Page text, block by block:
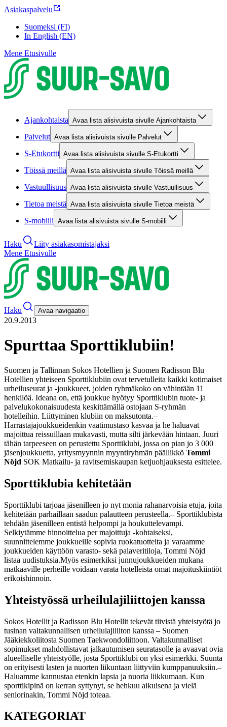
Asiakaspalvelu
Suomeksi (FI)
In English (EN)
Mene Etusivulle
Ajankohtaista Avaa lista alisivuista sivulle Ajankohtaista
Palvelut Avaa lista alisivuista sivulle Palvelut
S-Etukortti Avaa lista alisivuista sivulle S-Etukortti
Töissä meillä Avaa lista alisivuista sivulle Töissä meillä
Vastuullisuus Avaa lista alisivuista sivulle Vastuullisuus
Tietoa meistä Avaa lista alisivuista sivulle Tietoa meistä
S-mobiili Avaa lista alisivuista sivulle S-mobiili
Haku
Liity asiakasomistajaksi
Mene Etusivulle
Haku Avaa navigaatio
20.9.2013
Spurttaa Sporttiklubiin!
Suomen ja Tallinnan Sokos Hotellien ja Suomen Radisson Blu
Hotellien yhteiseen Sporttiklubiin ovat tervetulleita kaikki kotimaiset
urheiluseurat ja -joukkueet, joiden ryhmäkoko on vähintään 11
henkilöä. Ideana on, että joukkue hyötyy Sporttiklubin tuote- ja
palvelukokonaisuudesta keskittämällä ostojaan S-ryhmän
hotelleihin. Liittyminen klubiin on maksutonta.–
Harrastajajoukkueidenkin vaatimustaso kasvaa ja he haluavat
majoittua reissuillaan mukavasti, mutta silti järkevään hintaan. Juuri
tähän tarpeeseen on perustettu Sporttiklubi, jossa on pian jo 3 000
jäsenjoukkuetta, yritysmyynnin myyntiryhmän päällikkö Tommi
Nöjd SOK Matkailu- ja ravitsemiskaupan ketjuohjauksesta esittelee.
Sporttiklubia kehitetään
Sporttiklubi tarjoaa jäsenilleen jo nyt monia rahanarvoisia etuja, joita
kehitetään parhaillaan saadun palautteen perusteella.– Sporttiklubista
tehdään jäsenilleen entistä helpompi ja houkuttelevampi.
Selkiytämme hinnoittelua per majoittuja -kohtaiseksi,
suunnittelemme joukkueille sopivia ruokatuotteita ja varaamme
joukkueiden käyttöön varasto- sekä palaveritiloja, Tommi Nöjd
listaa uudistuksia.Myös esimerkiksi junnujoukkueiden mukana
matkaaville perheille voidaan varata hotelleista omat majoituskiintiöt
erikoishinnoin.
Yhteistyössä urheilulajiliittojen kanssa
Sokos Hotellit ja Radisson Blu Hotellit tekevät tiivistä yhteistyötä jo
tusinan valtakunnallisen urheilulajiliiton kanssa – Suomen
Jääkiekkoliitosta Suomen Taekwondoliittoon. Valtakunnalliset
sopimukset mahdollistavat jalkautumisen seuratasolle ja avaavat ovia
alueelliselle yhteistyölle, josta Sporttiklubi on yksi esimerkki. Suunta
on erityisesti lasten ja nuorten liikuntaan liittyviin kumppanuuksiin.–
Haluamme kannustaa etenkin lapsia ja nuoria liikkumaan. Kun
sporttikipinä on kerran syttynyt, se hehkuu aikuisena ja vielä
seniorinakin, Tommi Nöjd toteaa.
KATEGORIAT